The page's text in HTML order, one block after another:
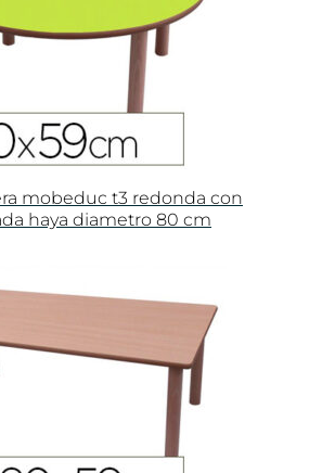
mobeduc t3 redonda con
haya diametro 80 cm